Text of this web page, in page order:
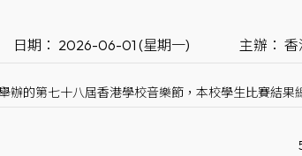
日期： 2026-06-01 (星期一) 主辦：
辦的第七十八屆香港學校音樂節，本校學生比賽結果